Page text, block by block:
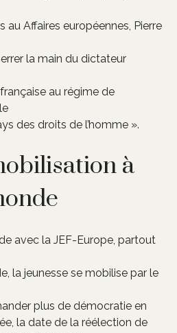
au Affaires européennes, Pierre
la main du dictateur
au régime de
des droits de l’homme ».
à
avec la JEF-Europe, partout
la jeunesse se mobilise par le
plus de démocratie en
la date de la réélection de